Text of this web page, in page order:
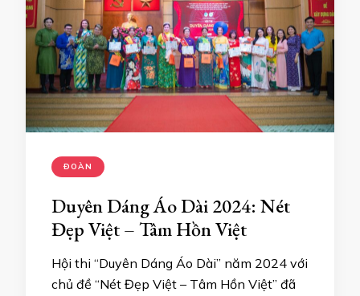
ĐOÀN
Duyên Dáng Áo Dài 2024: Nét
Đẹp Việt – Tâm Hồn Việt
Hội thi “Duyên Dáng Áo Dài” năm 2024 với
chủ đề “Nét Đẹp Việt – Tâm Hồn Việt” đã